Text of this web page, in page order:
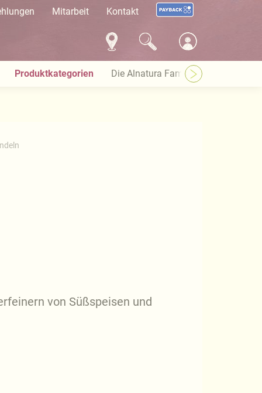
Mitarbeit Kontakt
Produktkategorien Die Alnatura Familie
von Süßspeisen und